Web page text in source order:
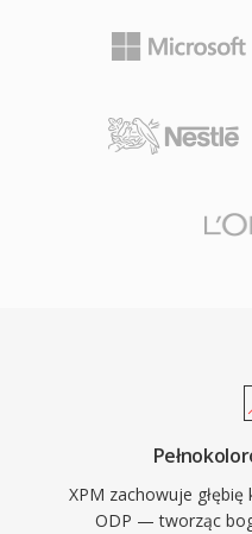
XPM zachowuje
ODP — tworząc